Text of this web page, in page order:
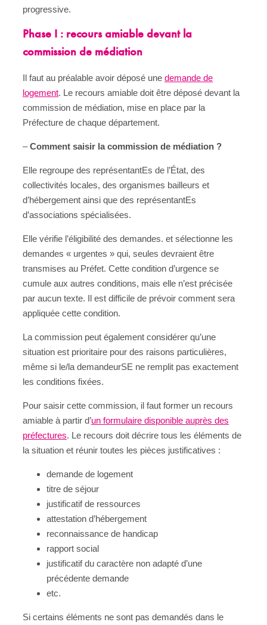
progressive.
Phase I : recours amiable devant la
commission de médiation
Il faut au préalable avoir déposé une demande de
logement. Le recours amiable doit être déposé devant la
commission de médiation, mise en place par la
Préfecture de chaque département.
–Comment saisir la commission de médiation ?
Elle regroupe des représentantEs de l’État, des
collectivités locales, des organismes bailleurs et
d’hébergement ainsi que des représentantEs
d’associations spécialisées.
Elle vérifie l’éligibilité des demandes. et sélectionne les
demandes « urgentes » qui, seules devraient être
transmises au Préfet. Cette condition d’urgence se
cumule aux autres conditions, mais elle n’est précisée
par aucun texte. Il est difficile de prévoir comment sera
appliquée cette condition.
La commission peut également considérer qu’une
situation est prioritaire pour des raisons particulières,
même si le/la demandeurSE ne remplit pas exactement
les conditions fixées.
Pour saisir cette commission, il faut former un recours
amiable à partir d’un formulaire disponible auprès des
préfectures. Le recours doit décrire tous les éléments de
la situation et réunir toutes les pièces justificatives :
demande de logement
titre de séjour
justificatif de ressources
attestation d’hébergement
reconnaissance de handicap
rapport social
justificatif du caractère non adapté d’une
précédente demande
etc.
Si certains éléments ne sont pas demandés dans le